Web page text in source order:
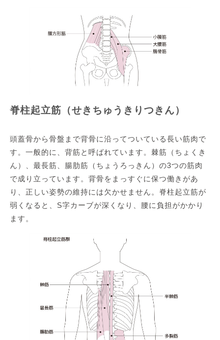
脊柱起立筋（せきちゅうきりつきん）
頭蓋骨から骨盤まで背骨に沿ってついている長い筋肉で
す。一般的に、背筋と呼ばれています。棘筋（ちょくき
ん）、最長筋、腸肋筋（ちょうろっきん）の3つの筋肉
で成り立っています。背骨をまっすぐに保つ働きがあ
り、正しい姿勢の維持には欠かせません。脊柱起立筋が
弱くなると、S字カーブが深くなり、腰に負担がかかり
ます。